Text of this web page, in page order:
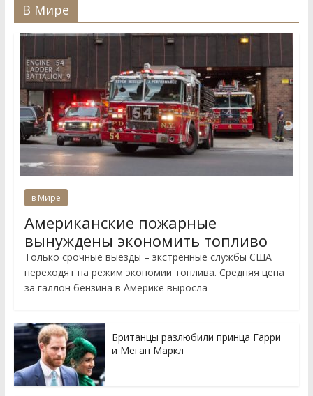
В Мире
в Мире
Американские пожарные
вынуждены экономить топливо
Только срочные выезды – экстренные службы США
переходят на режим экономии топлива. Средняя цена
за галлон бензина в Америке выросла
Британцы разлюбили принца Гарри
и Меган Маркл